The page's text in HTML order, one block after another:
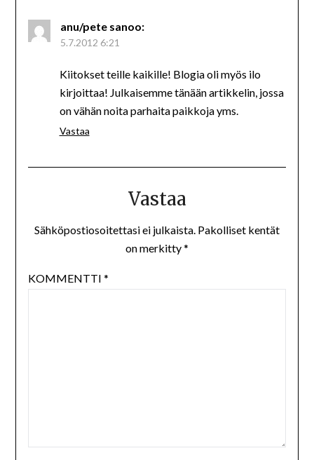
anu/pete sanoo:
5.7.2012 6:21
Kiitokset teille kaikille! Blogia oli myös ilo
kirjoittaa! Julkaisemme tänään artikkelin, jossa
on vähän noita parhaita paikkoja yms.
Vastaa
Vastaa
Sähköpostiosoitettasi ei julkaista. Pakolliset kentät
on merkitty*
KOMMENTTI *